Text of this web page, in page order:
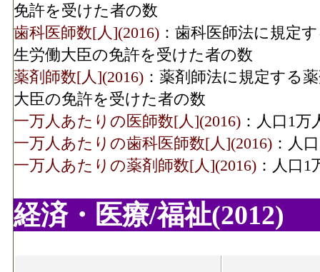
免許を受けた者の数
歯科医師数[人](2016) ：歯科医師法に規定
生労働大臣の免許を受けた者の数
薬剤師数[人](2016) ：薬剤師法に規定する
大臣の免許を受けた者の数
一万人あたりの医師数[人](2016) ：人口1
一万人あたりの歯科医師数[人](2016) ：人
一万人あたりの薬剤師数[人](2016) ：人口
経済・医療/福祉(2012)